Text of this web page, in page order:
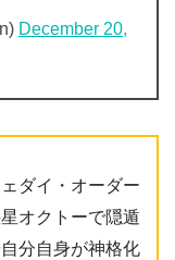
December 20,
ダイ・オーダー
オクトーで隠遁
分自身が神格化